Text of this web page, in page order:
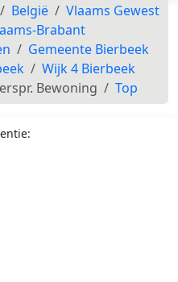
België
Vlaams Gewest
Brabant
Gemeente Bierbeek
Wijk 4 Bierbeek
Bewoning
Top